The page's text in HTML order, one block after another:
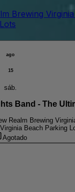
Brewing
ago
15
sáb.
Band - The
Realm Brewing
Beach Parking
Agotado